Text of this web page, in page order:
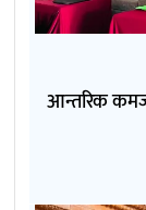
आन्तरिक